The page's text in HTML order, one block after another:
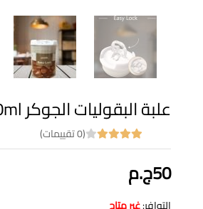
علبة البقوليات الجوكر 300ml
(0 تقييمات)
50ج.م